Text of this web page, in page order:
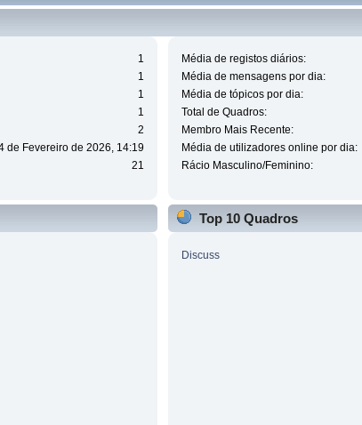
1
1
1
1
2
de Fevereiro de 2026, 14:19
21
Média de registos diários:
Média de mensagens por dia:
Média de tópicos por dia:
Total de Quadros:
Membro Mais Recente:
Média de utilizadores online por dia:
Rácio Masculino/Feminino:
Top 10 Quadros
Discuss